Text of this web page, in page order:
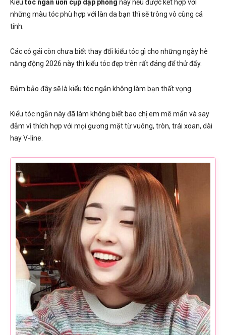
Kiểu tóc ngắn uốn cụp dập phồng này nếu được kết hợp với
những màu tóc phù hợp với làn da bạn thì sẽ trông vô cùng cá
tính.
Các cô gái còn chưa biết thay đổi kiểu tóc gì cho những ngày hè
năng động 2026 này thì kiểu tóc đẹp trên rất đáng để thử đấy.
Đảm bảo đây sẽ là kiểu tóc ngắn không làm bạn thất vọng.
Kiểu tóc ngắn này đã làm không biết bao chị em mê mẩn và say
đắm vì thích hợp với mọi gương mặt từ vuông, tròn, trái xoan, dài
hay V-line.